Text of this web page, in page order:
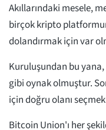
Akıllarındaki mesele,
birçok kripto
dolandırmak için var
Kuruluşundan bu
gibi oynak olmuştur.
için doğru olanı
Bitcoin Union'ı her